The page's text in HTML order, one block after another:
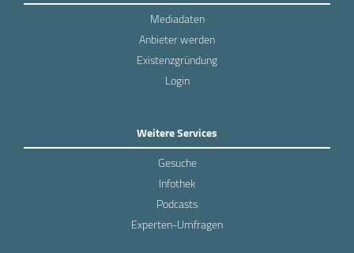
Mediadaten
Anbieter werden
Existenzgründung
Login
Weitere Services
Gesuche
Infothek
Podcasts
Experten-Umfragen